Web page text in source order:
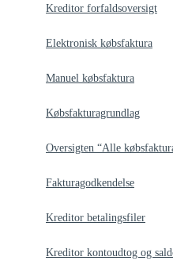
Kreditor forfaldsoversigt
Elektronisk købsfaktura
Manuel købsfaktura
Købsfakturagrundlag
Oversigten “Alle
Fakturagodkendelse
Kreditor betalingsfiler
Kreditor kontoudtog og